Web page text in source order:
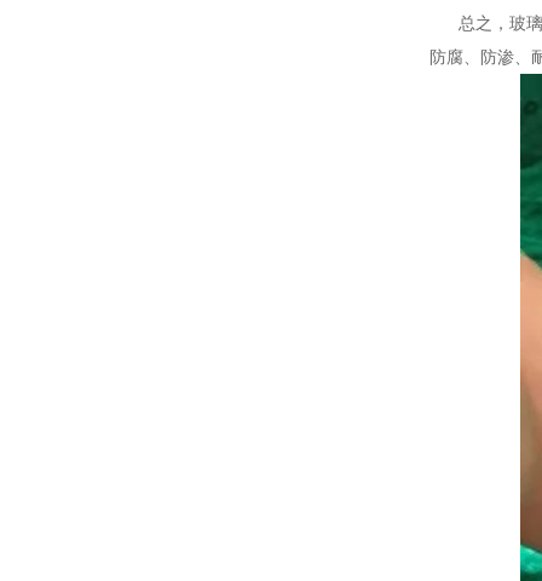
总之，玻璃
防腐、防渗、